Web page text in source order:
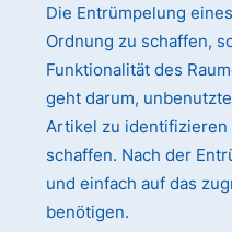
Die Entrümpelung
Ordnung zu schaffen,
Funktionalität des
geht darum,
Artikel zu identifizieren
schaffen. Nach der
und einfach auf das
benötigen.